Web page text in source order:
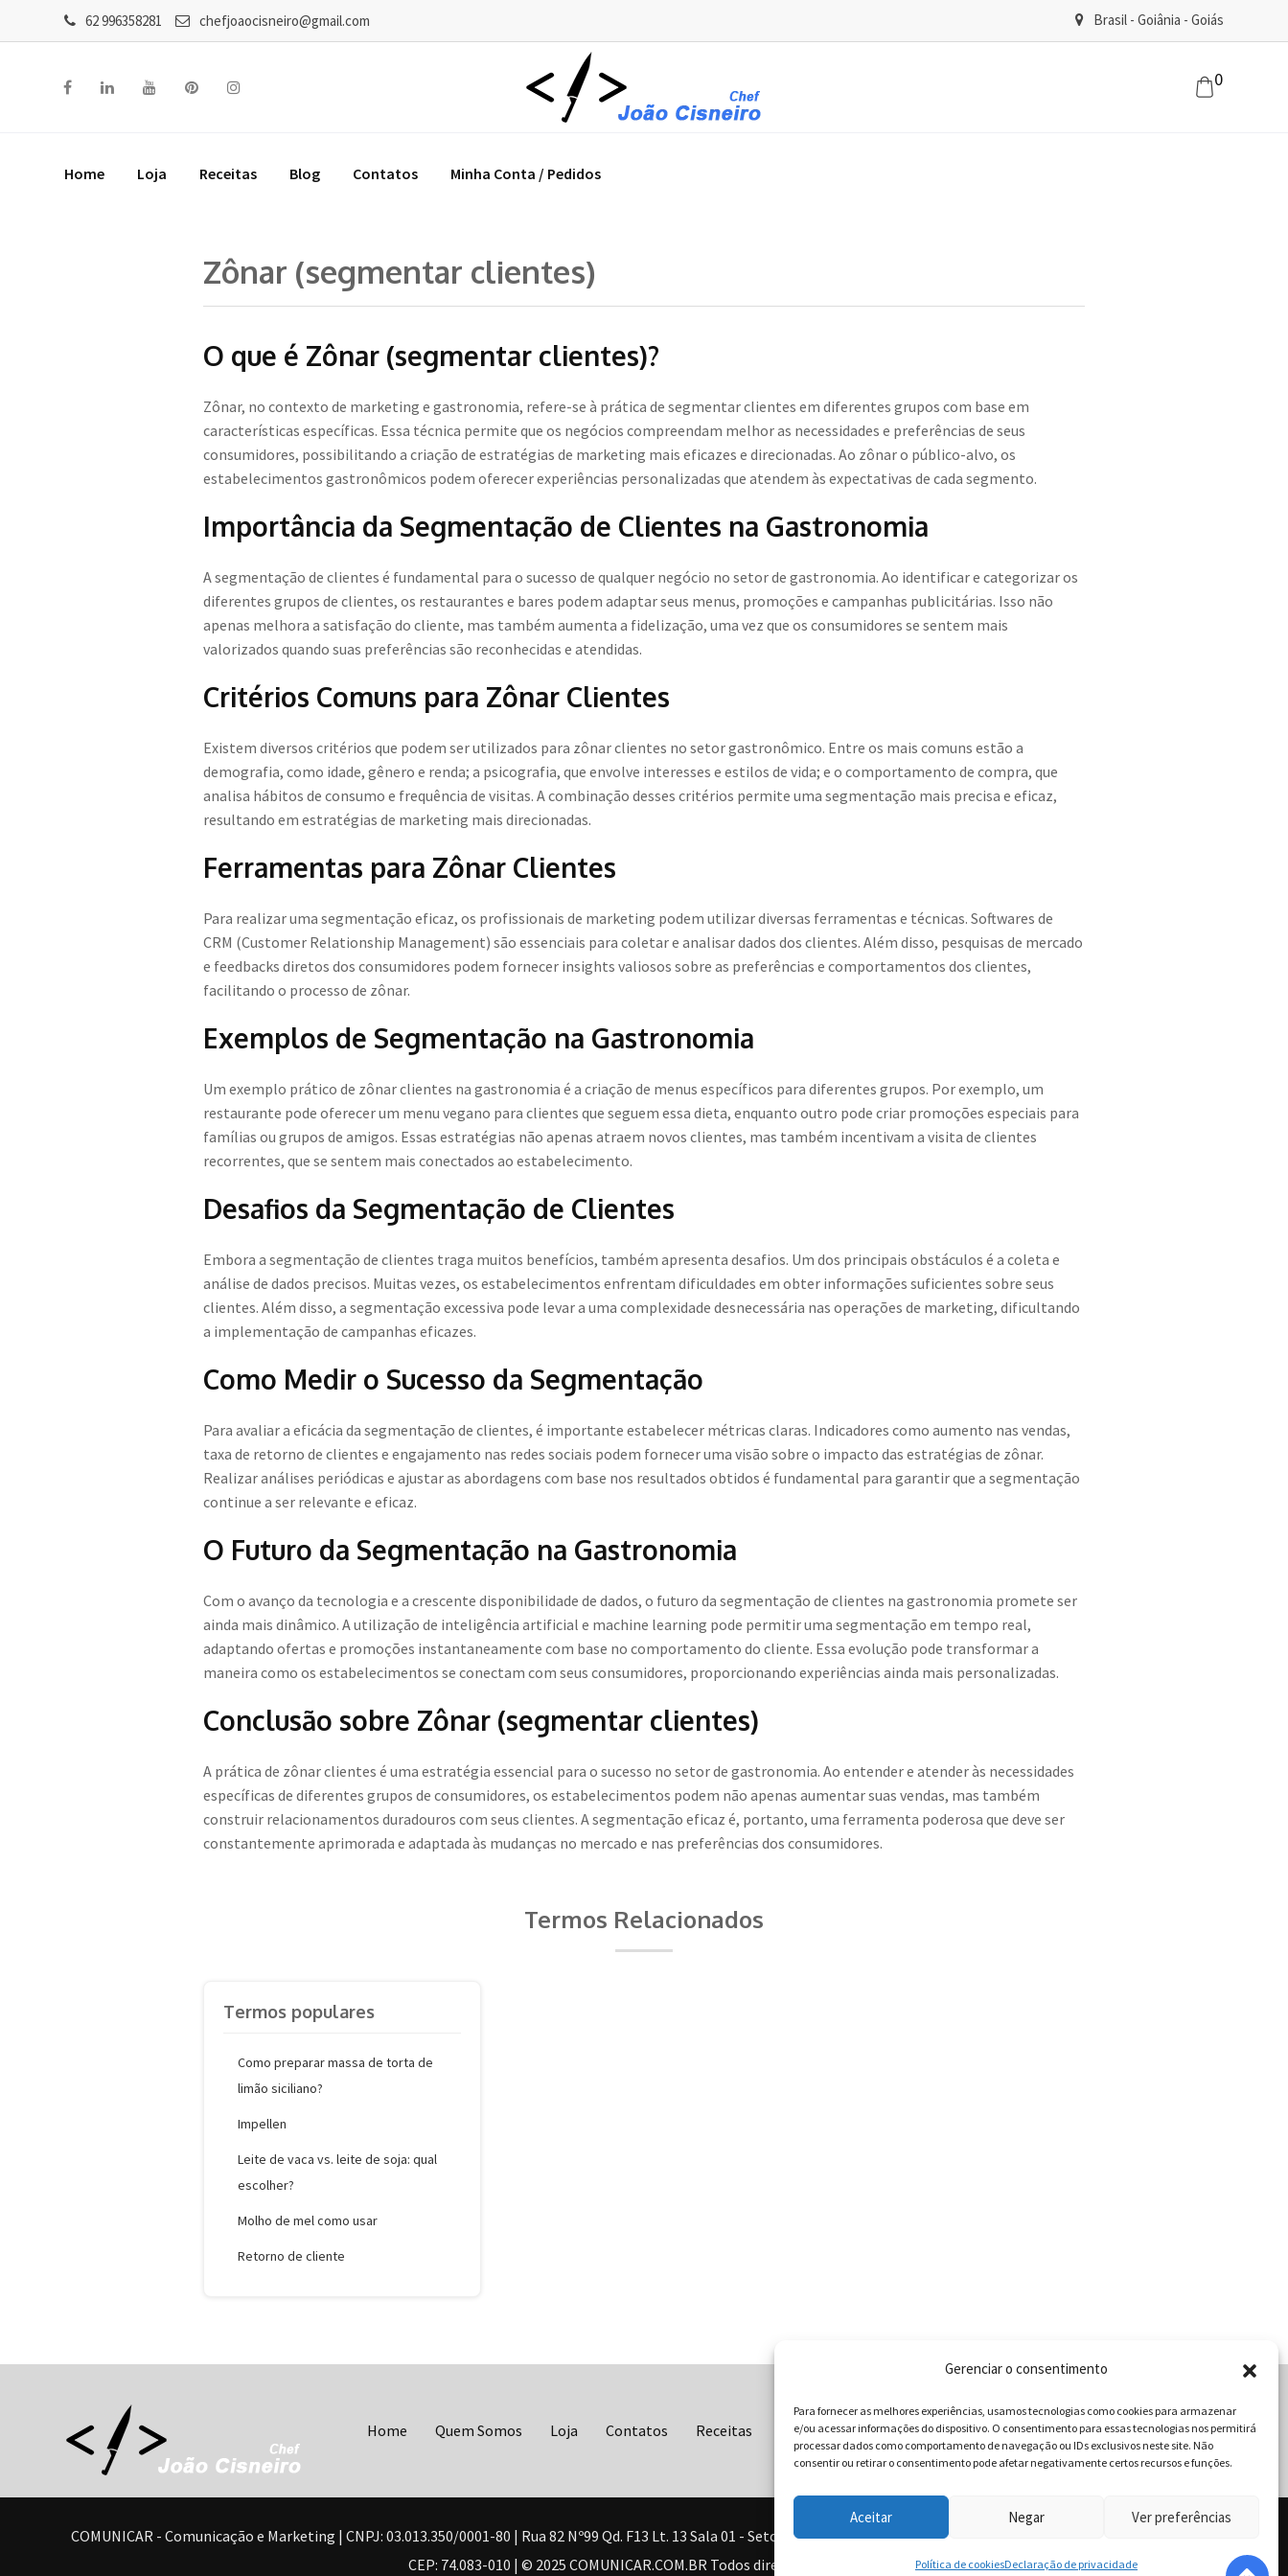
Gerenciar o consentimento
Para fornecer as melhores experiências, usamos tecnologias como cookies para armazenar
e/ou acessar informações do dispositivo. O consentimento para essas tecnologias nos permitirá
processar dados como comportamento de navegação ou IDs exclusivos neste site. Não
consentir ou retirar o consentimento pode afetar negativamente certos recursos e funções.
Aceitar Negar Ver preferências
Política de cookiesDeclaração de privacidade
62 996358281 chefjoaocisneiro@gmail.com Brasil - Goiânia - Goiás
0
Home Loja Receitas Blog Contatos Minha Conta / Pedidos
Zônar (segmentar clientes)
O que é Zônar (segmentar clientes)?
Zônar, no contexto de marketing e gastronomia, refere-se à prática de segmentar clientes em diferentes grupos com base em
características específicas. Essa técnica permite que os negócios compreendam melhor as necessidades e preferências de seus
consumidores, possibilitando a criação de estratégias de marketing mais eficazes e direcionadas. Ao zônar o público-alvo, os
estabelecimentos gastronômicos podem oferecer experiências personalizadas que atendem às expectativas de cada segmento.
Importância da Segmentação de Clientes na Gastronomia
A segmentação de clientes é fundamental para o sucesso de qualquer negócio no setor de gastronomia. Ao identificar e categorizar os
diferentes grupos de clientes, os restaurantes e bares podem adaptar seus menus, promoções e campanhas publicitárias. Isso não
apenas melhora a satisfação do cliente, mas também aumenta a fidelização, uma vez que os consumidores se sentem mais
valorizados quando suas preferências são reconhecidas e atendidas.
Critérios Comuns para Zônar Clientes
Existem diversos critérios que podem ser utilizados para zônar clientes no setor gastronômico. Entre os mais comuns estão a
demografia, como idade, gênero e renda; a psicografia, que envolve interesses e estilos de vida; e o comportamento de compra, que
analisa hábitos de consumo e frequência de visitas. A combinação desses critérios permite uma segmentação mais precisa e eficaz,
resultando em estratégias de marketing mais direcionadas.
Ferramentas para Zônar Clientes
Para realizar uma segmentação eficaz, os profissionais de marketing podem utilizar diversas ferramentas e técnicas. Softwares de
CRM (Customer Relationship Management) são essenciais para coletar e analisar dados dos clientes. Além disso, pesquisas de mercado
e feedbacks diretos dos consumidores podem fornecer insights valiosos sobre as preferências e comportamentos dos clientes,
facilitando o processo de zônar.
Exemplos de Segmentação na Gastronomia
Um exemplo prático de zônar clientes na gastronomia é a criação de menus específicos para diferentes grupos. Por exemplo, um
restaurante pode oferecer um menu vegano para clientes que seguem essa dieta, enquanto outro pode criar promoções especiais para
famílias ou grupos de amigos. Essas estratégias não apenas atraem novos clientes, mas também incentivam a visita de clientes
recorrentes, que se sentem mais conectados ao estabelecimento.
Desafios da Segmentação de Clientes
Embora a segmentação de clientes traga muitos benefícios, também apresenta desafios. Um dos principais obstáculos é a coleta e
análise de dados precisos. Muitas vezes, os estabelecimentos enfrentam dificuldades em obter informações suficientes sobre seus
clientes. Além disso, a segmentação excessiva pode levar a uma complexidade desnecessária nas operações de marketing, dificultando
a implementação de campanhas eficazes.
Como Medir o Sucesso da Segmentação
Para avaliar a eficácia da segmentação de clientes, é importante estabelecer métricas claras. Indicadores como aumento nas vendas,
taxa de retorno de clientes e engajamento nas redes sociais podem fornecer uma visão sobre o impacto das estratégias de zônar.
Realizar análises periódicas e ajustar as abordagens com base nos resultados obtidos é fundamental para garantir que a segmentação
continue a ser relevante e eficaz.
O Futuro da Segmentação na Gastronomia
Com o avanço da tecnologia e a crescente disponibilidade de dados, o futuro da segmentação de clientes na gastronomia promete ser
ainda mais dinâmico. A utilização de inteligência artificial e machine learning pode permitir uma segmentação em tempo real,
adaptando ofertas e promoções instantaneamente com base no comportamento do cliente. Essa evolução pode transformar a
maneira como os estabelecimentos se conectam com seus consumidores, proporcionando experiências ainda mais personalizadas.
Conclusão sobre Zônar (segmentar clientes)
A prática de zônar clientes é uma estratégia essencial para o sucesso no setor de gastronomia. Ao entender e atender às necessidades
específicas de diferentes grupos de consumidores, os estabelecimentos podem não apenas aumentar suas vendas, mas também
construir relacionamentos duradouros com seus clientes. A segmentação eficaz é, portanto, uma ferramenta poderosa que deve ser
constantemente aprimorada e adaptada às mudanças no mercado e nas preferências dos consumidores.
Termos Relacionados
Termos populares
Como preparar massa de torta de
limão siciliano?
Impellen
Leite de vaca vs. leite de soja: qual
escolher?
Molho de mel como usar
Retorno de cliente
Home Quem Somos Loja Contatos Receitas Blog Vocabulário da Gastronomia
COMUNICAR - Comunicação e Marketing | CNPJ: 03.013.350/0001-80 | Rua 82 Nº99 Qd. F13 Lt. 13 Sala 01 - Setor Sul - Brasil - Goiânia - Goiás | Telefone / Whats App 62 996358681 -
CEP: 74.083-010 | © 2025 COMUNICAR.COM.BR Todos direitos reservados.